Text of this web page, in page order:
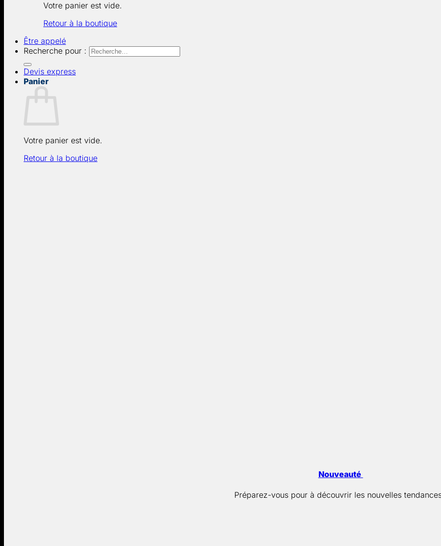
Votre panier est vide.
Retour à la boutique
Être appelé
Recherche pour :
Devis express
Panier
Votre panier est vide.
Retour à la boutique
Nouveauté
Préparez-vous pour à découvrir les nouvelles